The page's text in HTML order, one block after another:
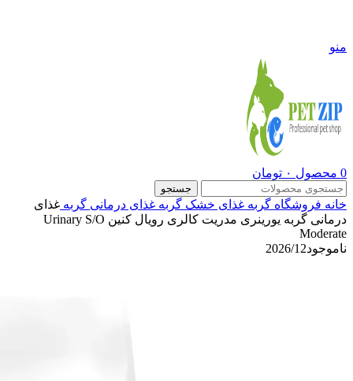
منو
0 محصول ۰ تومان
جستجو
خانه فروشگاه گربه غذای خشک گربه غذای درمانی گربه غذای
درمانی گربه یورینری مدریت کالری رویال کنین Urinary S/O
Moderate
ناموجود2026/12